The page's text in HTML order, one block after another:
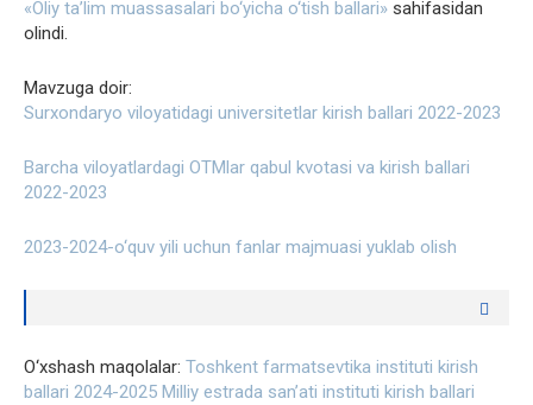
«Oliy ta’lim muassasalari bo‘yicha o‘tish ballari» sahifasidan
olindi.
Mavzuga doir:
Surxondaryo viloyatidagi universitetlar kirish ballari 2022-2023
Barcha viloyatlardagi OTMlar qabul kvotasi va kirish ballari
2022-2023
2023-2024-o‘quv yili uchun fanlar majmuasi yuklab olish
O‘xshash maqolalar: Toshkent farmatsevtika instituti kirish
ballari 2024-2025 Milliy estrada san’ati instituti kirish ballari